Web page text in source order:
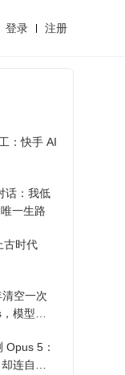
登录 注册
：快手 AI
话：我低
一生路
古时代
空一次
模型自
Opus 5：
连自己